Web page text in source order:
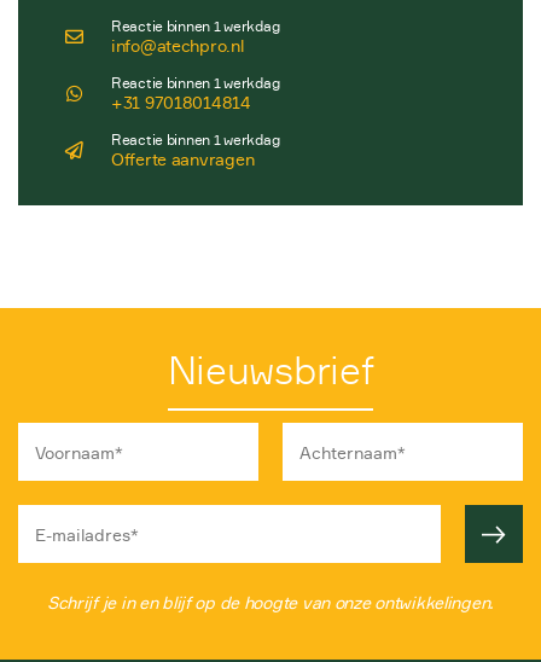
Reactie binnen 1 werkdag
info@atechpro.nl
Reactie binnen 1 werkdag
+31 97018014814
Reactie binnen 1 werkdag
Offerte aanvragen
Nieuwsbrief
Schrijf je in en blijf op de hoogte van onze ontwikkelingen.